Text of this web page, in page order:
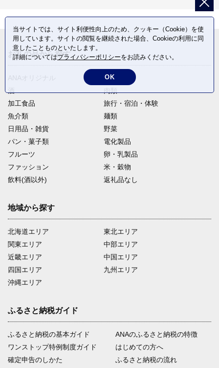
お礼の品から探す
定期便
加工食品
旅行・宿泊・体験
魚介類
麺類
日用品・雑貨
野菜
パン・菓子類
電化製品
フルーツ
卵・乳製品
ファッション
米・穀物
飲料(酒以外)
返礼品なし
地域から探す
北海道エリア
関東エリア
近畿エリア
四国エリア
沖縄エリア
東北エリア
中部エリア
中国エリア
九州エリア
ふるさと納税ガイド
ふるさと納税の基本ガイド
ワンストップ特例制度ガイド
確定申告のしかた
ANAのふるさと納税の特徴
はじめての方へ
ふるさと納税の流れ
当サイトでは、サイト利便性向上のため、クッキー（Cookie）を使
用しています。サイトの閲覧を継続された場合、Cookieの利用に同
意したことものといたします。
詳細についてはプライバシーポリシーをお読みください。
OK